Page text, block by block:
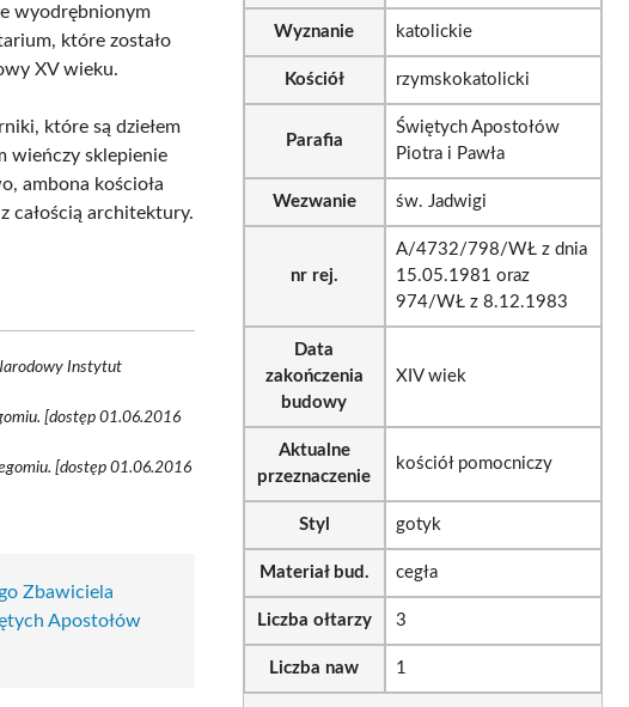
wyodrębnionym
które zostało
XV wieku.
które są dziełem
wieńczy sklepienie
ambona kościoła
całością architektury.
Instytut
[dostęp 01.06.2016
[dostęp 01.06.2016
Zbawiciela
Apostołów
Wyznanie katolickie
Kościół rzymskokatolicki
Parafia
Świętych Apostołów
Piotra i Pawła
Wezwanie św. Jadwigi
nr rej.
A/4732/798/WŁ z dnia
15.05.1981 oraz
974/WŁ z 8.12.1983
Data
zakończenia
budowy
XIV wiek
Aktualne
przeznaczenie
kościół pomocniczy
Styl gotyk
Materiał bud. cegła
Liczba ołtarzy 3
Liczba naw 1